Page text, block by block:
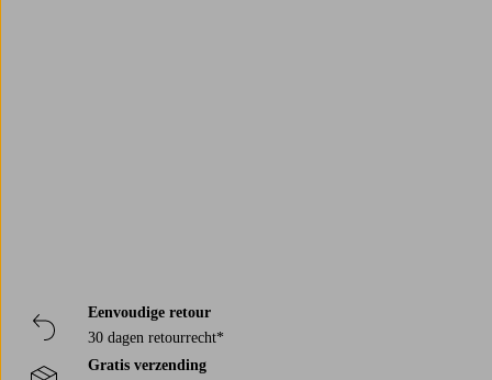
Eenvoudige retour
30 dagen retourrecht*
Gratis verzending